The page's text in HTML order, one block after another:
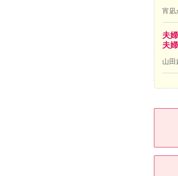
宵凪
夫
夫
山田